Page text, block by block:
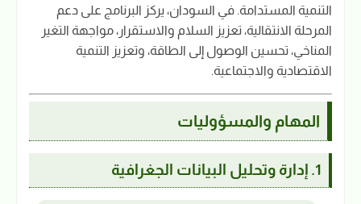
التنمية المستدامة. في السودان، يركز البرنامج على دعم
المرحلة الانتقالية، تعزيز السلام والاستقرار، مواجهة التغير
المناخي، تحسين الوصول إلى الطاقة، وتعزيز التنمية
الاقتصادية والاجتماعية.
المهام والمسؤوليات
1. إدارة وتحليل البيانات الجغرافية